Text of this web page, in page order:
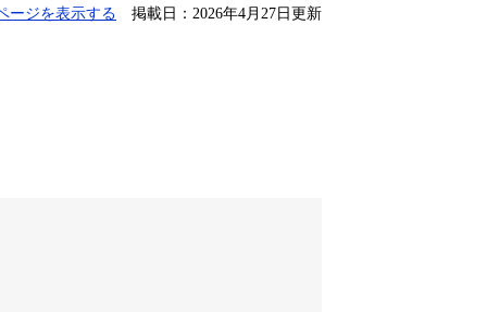
ージを表示する 掲載日：2026年4月27日更新